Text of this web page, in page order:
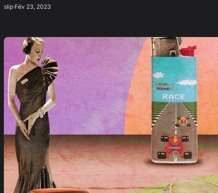
slip·Fév 23, 2023